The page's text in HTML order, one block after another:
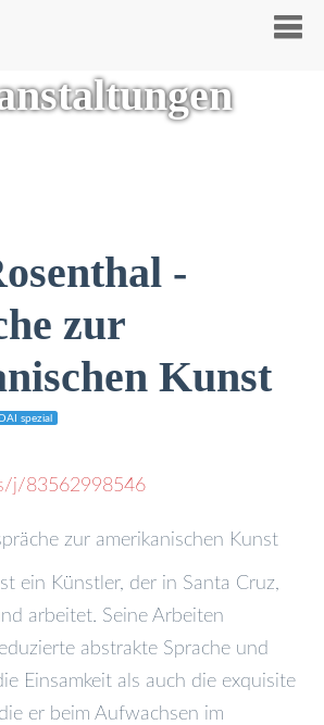
-
zur
Kunst
DAI spezial
j/83562998546
zur amerikanischen Kunst
ein Künstler, der in Santa Cruz,
arbeitet. Seine Arbeiten
abstrakte Sprache und
Einsamkeit als auch die exquisite
er beim Aufwachsen im